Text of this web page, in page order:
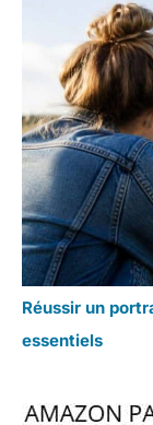
Réussir un
essentiels